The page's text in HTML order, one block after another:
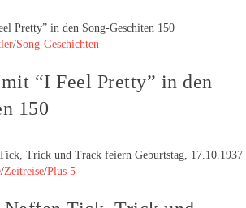
/Song-Geschichten
“I Feel Pretty” in den
150
/Zeitreise/Plus 5